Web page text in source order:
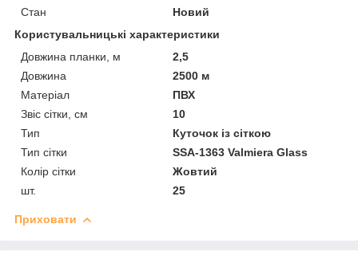
Стан
Новий
Користувальницькі характеристики
Довжина планки, м
2,5
Довжина
2500 м
Матеріал
ПВХ
Звіс сітки, см
10
Тип
Куточок із сіткою
Тип сітки
SSA-1363 Valmiera Glass
Колір сітки
Жовтий
шт.
25
Приховати